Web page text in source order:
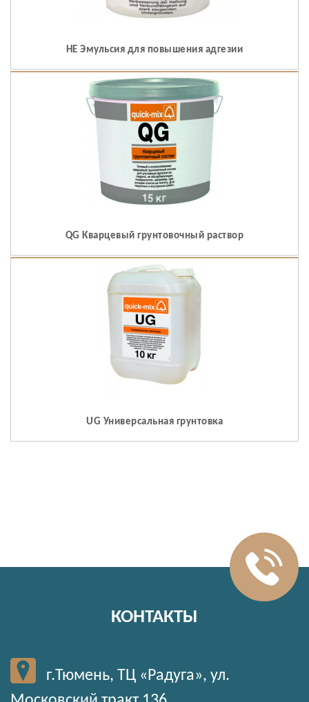
HE Эмульсия для повышения адгезии
QG Кварцевый грунтовочный раствор
UG Универсальная грунтовка
КОНТАКТЫ
г.Тюмень, ТЦ «Радуга», ул.